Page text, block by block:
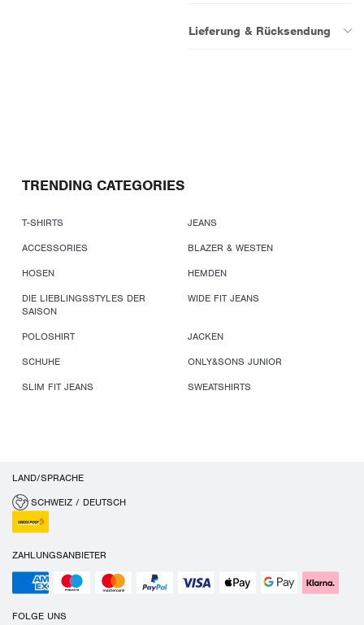
Lieferung & Rücksendung
TRENDING CATEGORIES
T-SHIRTS
JEANS
ACCESSORIES
BLAZER & WESTEN
HOSEN
HEMDEN
DIE LIEBLINGSSTYLES DER
SAISON
WIDE FIT JEANS
POLOSHIRT
JACKEN
SCHUHE
ONLY&SONS JUNIOR
SLIM FIT JEANS
SWEATSHIRTS
LAND/SPRACHE
SCHWEIZ / DEUTSCH
ZAHLUNGSANBIETER
FOLGE UNS